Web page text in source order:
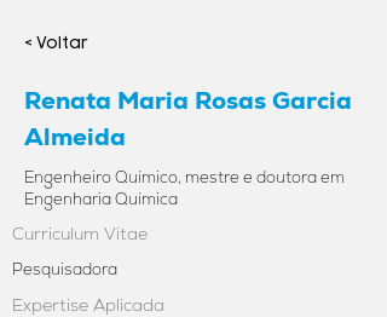
< Voltar
Renata Maria Rosas Garcia
Almeida
Engenheiro Químico, mestre e doutora em
Engenharia Química
Curriculum Vitae
Pesquisadora
Expertise Aplicada